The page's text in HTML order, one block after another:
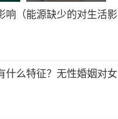
所有的坏情绪，无非来自
上连个能让我起色心的
鬼故事，还有一天就开
一】 得了有一种病，叫
开学几天了都没人表白
响（能源缺少的对生活影
什么特征？无性婚姻对女